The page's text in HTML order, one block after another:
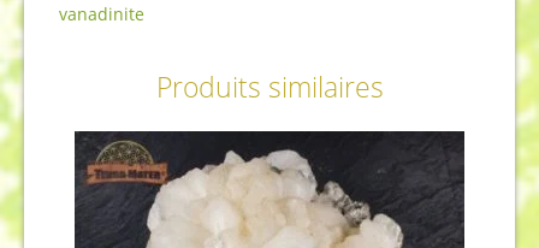
vanadinite
Produits similaires